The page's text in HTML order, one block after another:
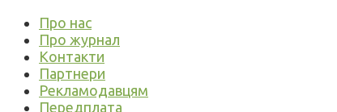
Про нас
Про журнал
Контакти
Партнери
Рекламодавцям
Передплата